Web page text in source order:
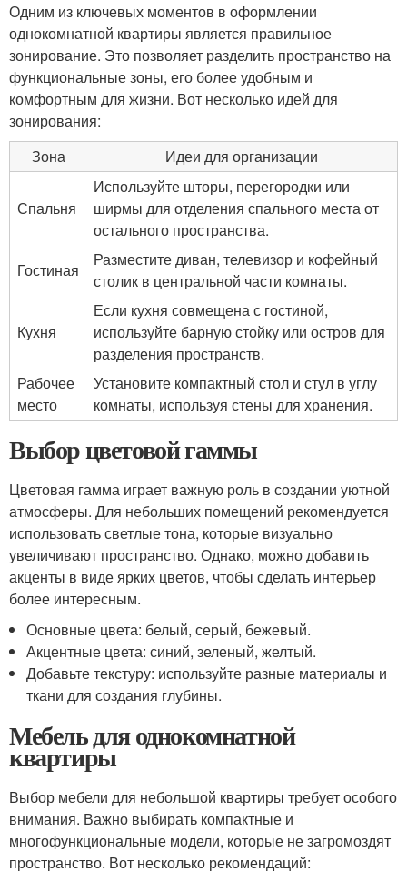
Одним из ключевых моментов в оформлении
однокомнатной квартиры является правильное
зонирование. Это позволяет разделить пространство на
функциональные зоны, его более удобным и
комфортным для жизни. Вот несколько идей для
зонирования:
Зона
Идеи для организации
Спальня
Используйте шторы, перегородки или
ширмы для отделения спального места от
остального пространства.
Гостиная
Разместите диван, телевизор и кофейный
столик в центральной части комнаты.
Кухня
Если кухня совмещена с гостиной,
используйте барную стойку или остров для
разделения пространств.
Рабочее
место
Установите компактный стол и стул в углу
комнаты, используя стены для хранения.
Выбор цветовой гаммы
Цветовая гамма играет важную роль в создании уютной
атмосферы. Для небольших помещений рекомендуется
использовать светлые тона, которые визуально
увеличивают пространство. Однако, можно добавить
акценты в виде ярких цветов, чтобы сделать интерьер
более интересным.
Основные цвета: белый, серый, бежевый.
Акцентные цвета: синий, зеленый, желтый.
Добавьте текстуру: используйте разные материалы и
ткани для создания глубины.
Мебель для однокомнатной
квартиры
Выбор мебели для небольшой квартиры требует особого
внимания. Важно выбирать компактные и
многофункциональные модели, которые не загромоздят
пространство. Вот несколько рекомендаций: